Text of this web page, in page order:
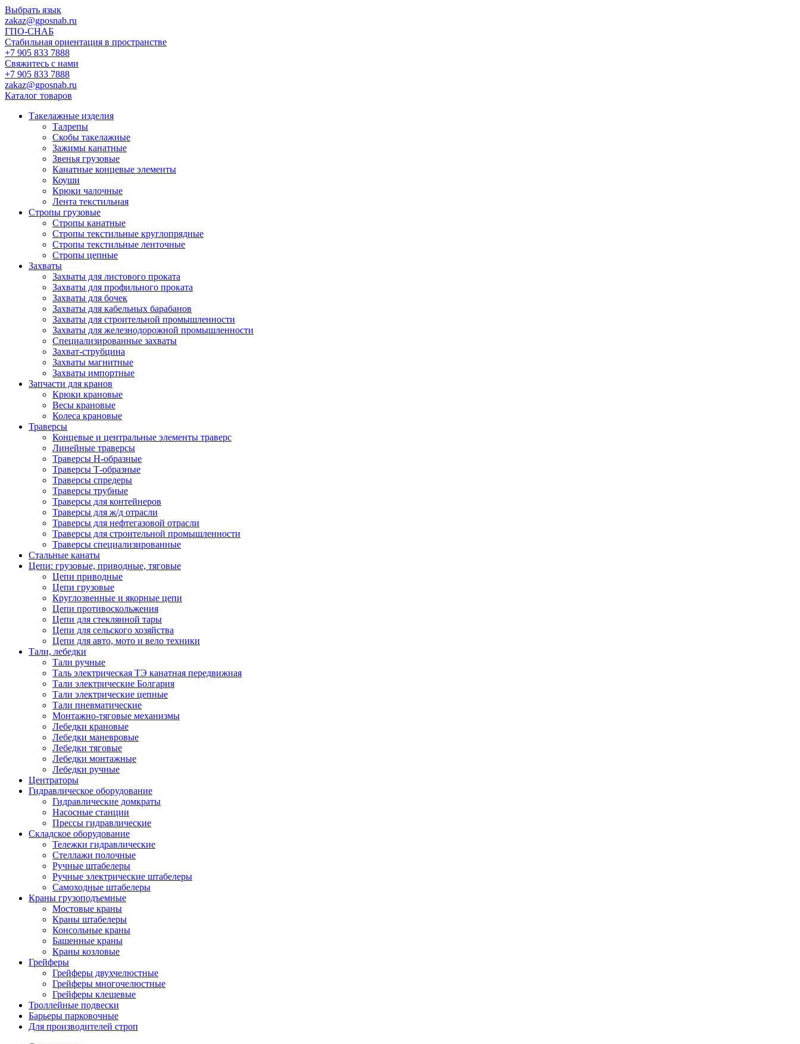
Выбрать язык
zakaz@gposnab.ru
ГПО-СНАБ
Стабильная ориентация в пространстве
+7 905 833 7888
Свяжитесь с нами
+7 905 833 7888
zakaz@gposnab.ru
Каталог товаров
Такелажные изделия
Талрепы
Скобы такелажные
Зажимы канатные
Звенья грузовые
Канатные концевые элементы
Коуши
Крюки чалочные
Лента текстильная
Стропы грузовые
Стропы канатные
Стропы текстильные круглопрядные
Стропы текстильные ленточные
Стропы цепные
Захваты
Захваты для листового проката
Захваты для профильного проката
Захваты для бочек
Захваты для кабельных барабанов
Захваты для строительной промышленности
Захваты для железнодорожной промышленности
Специализированные захваты
Захват-струбцина
Захваты магнитные
Захваты импортные
Запчасти для кранов
Крюки крановые
Весы крановые
Колеса крановые
Траверсы
Концевые и центральные элементы траверс
Линейные траверсы
Траверсы Н-образные
Траверсы Т-образные
Траверсы спредеры
Траверсы трубные
Траверсы для контейнеров
Траверсы для ж/д отрасли
Траверсы для нефтегазовой отрасли
Траверсы для строительной промышленности
Траверсы специализированные
Стальные канаты
Цепи: грузовые, приводные, тяговые
Цепи приводные
Цепи грузовые
Круглозвенные и якорные цепи
Цепи противоскольжения
Цепи для стеклянной тары
Цепи для сельского хозяйства
Цепи для авто, мото и вело техники
Тали, лебедки
Тали ручные
Таль электрическая ТЭ канатная передвижная
Тали электрические Болгария
Тали электрические цепные
Тали пневматические
Монтажно-тяговые механизмы
Лебедки крановые
Лебедки маневровые
Лебедки тяговые
Лебедки монтажные
Лебедки ручные
Центраторы
Гидравлическое оборудование
Гидравлические домкраты
Насосные станции
Прессы гидравлические
Складское оборудование
Тележки гидравлические
Cтеллажи полочные
Ручные штабелеры
Ручные электрические штабелеры
Самоходные штабелеры
Краны грузоподъемные
Мостовые краны
Краны штабелеры
Консольные краны
Башенные краны
Краны козловые
Грейферы
Грейферы двухчелюстные
Грейферы многочелюстные
Грейферы клещевые
Троллейные подвески
Барьеры парковочные
Для производителей строп